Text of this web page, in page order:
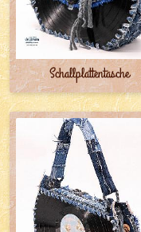
Schallplattentasche